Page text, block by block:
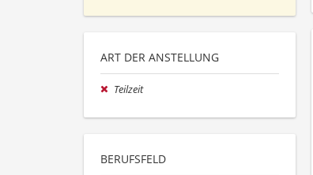
ART DER ANSTELLUNG
Teilzeit
BERUFSFELD